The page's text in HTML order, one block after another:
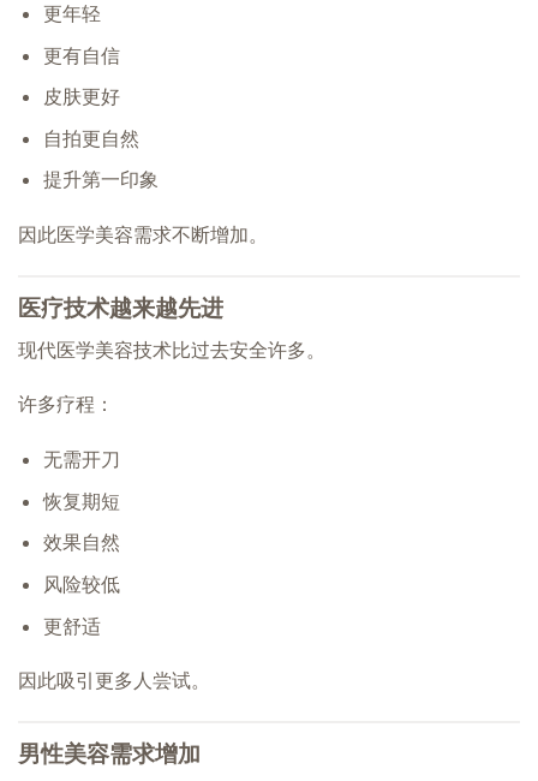
更年轻
更有自信
皮肤更好
自拍更自然
提升第一印象
因此医学美容需求不断增加。
医疗技术越来越先进
现代医学美容技术比过去安全许多。
许多疗程：
无需开刀
恢复期短
效果自然
风险较低
更舒适
因此吸引更多人尝试。
男性美容需求增加